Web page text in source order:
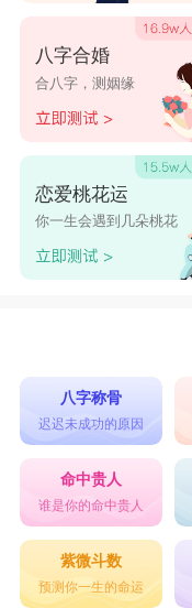
八字合婚
合八字，测姻缘
恋爱桃花运
你一生会遇到几朵桃花
八字称骨
迟迟未成功的原因
命中贵人
谁是你的命中贵人
紫微斗数
预测你一生的命运